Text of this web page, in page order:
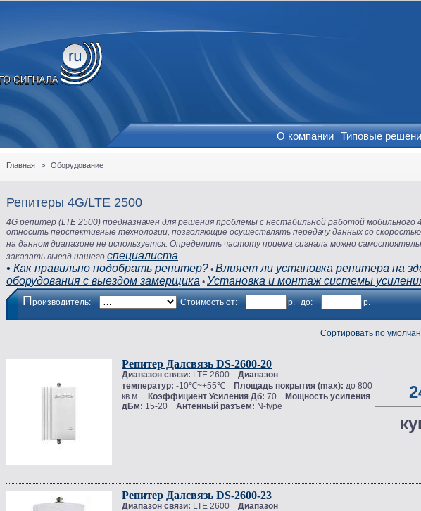
О компании Типовые
Главная > Оборудование
Репитеры 4G/LTE 2500
4G репитер (LTE 2500) предназначен для решения проблемы с нестабильной работой
относить перспективные технологии, позволяющие осуществлять передачу данных со
на данном диапазоне не используется. Определить частоту приема сигнала можно
заказать выезд нашего специалиста.
• Как правильно подобрать репитер? • Влияет ли установка репитера на
оборудования с выездом замерщика • Установка и монтаж системы
Производитель: Стоимость от: р. до: р.
Сортировать по
Репитер Далсвязь DS-2600-20
Диапазон связи: LTE 2600 Диапазон
температур: -10℃~+55℃ Площадь покрытия (max): до 800
кв.м.
Коэффициент Усиления Дб: 70
Мощность усиления
дБм: 15-20 Антенный разъем: N-type
Репитер Далсвязь DS-2600-23
Диапазон связи: LTE 2600 Диапазон